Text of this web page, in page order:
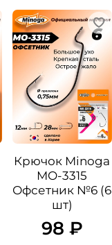
Крючок Minoga
MO-3315
Офсетник №6 (6
шт)
98 ₽